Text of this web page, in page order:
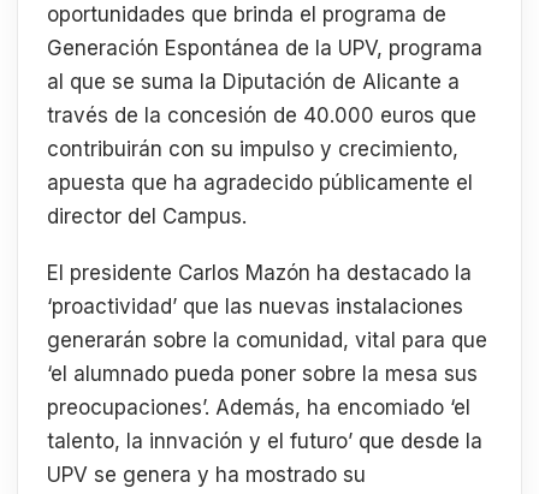
oportunidades que brinda el programa de
Generación Espontánea de la UPV, programa
al que se suma la Diputación de Alicante a
través de la concesión de 40.000 euros que
contribuirán con su impulso y crecimiento,
apuesta que ha agradecido públicamente el
director del Campus.
El presidente Carlos Mazón ha destacado la
‘proactividad’ que las nuevas instalaciones
generarán sobre la comunidad, vital para que
‘el alumnado pueda poner sobre la mesa sus
preocupaciones’. Además, ha encomiado ‘el
talento, la innvación y el futuro’ que desde la
UPV se genera y ha mostrado su